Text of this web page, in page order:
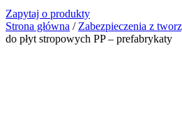
Zapytaj o produkty
Strona główna / Zabezpieczenia z
do płyt stropowych PP – prefabrykaty